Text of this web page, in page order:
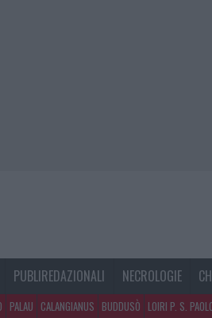
PUBLIREDAZIONALI NECROLOGIE
PALAU CALANGIANUS BUDDUSÒ LOIRI P. S.